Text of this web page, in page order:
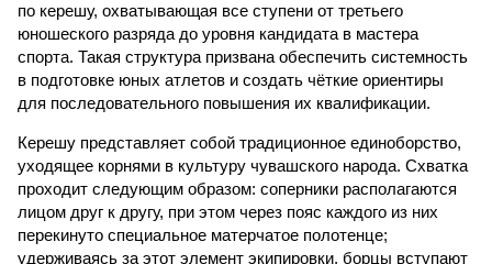
по керешу, охватывающая все ступени от третьего
юношеского разряда до уровня кандидата в мастера
спорта. Такая структура призвана обеспечить системность
в подготовке юных атлетов и создать чёткие ориентиры
для последовательного повышения их квалификации.
Керешу представляет собой традиционное единоборство,
уходящее корнями в культуру чувашского народа. Схватка
проходит следующим образом: соперники располагаются
лицом друг к другу, при этом через пояс каждого из них
перекинуто специальное матерчатое полотенце;
удерживаясь за этот элемент экипировки, борцы вступают